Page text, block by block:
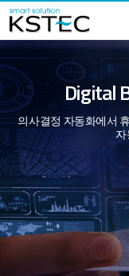
Digital
의사결정 자동화에서
자